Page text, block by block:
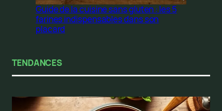
Guide de la cuisine sans gluten : les 5
farines indispensables dans son
placard
TENDANCES